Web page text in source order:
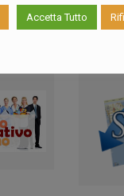
Accetta Tutto